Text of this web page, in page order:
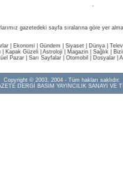
gazetedeki sayfa sıralarına göre yer
Ekonomi Gündem Siyaset Dünya |
Kapak Güzeli Astroloji Magazin Sağlık
Pazar| Sarı Sayfalar| Otomobil Dosyalar|
Copyright © 2003, 2004 - Tüm hakları saklıdır.
DERGİ BASIM YAYINCILIK SANAYİ VE